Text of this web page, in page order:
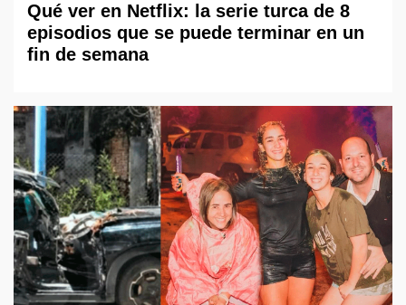
Qué ver en Netflix: la serie turca de 8
episodios que se puede terminar en un
fin de semana